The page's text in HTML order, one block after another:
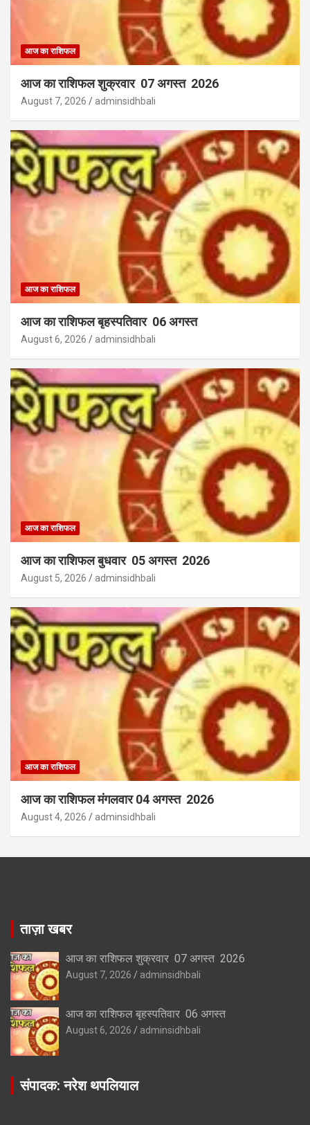
आज का राशिफल
आज का राशिफल शुक्रवार 07 अगस्त 2026
August 7, 2026 adminsidhbali
आज का राशिफल
आज का राशिफल बृहस्पतिवार 06 अगस्त
August 6, 2026 adminsidhbali
आज का राशिफल
आज का राशिफल बुधवार 05 अगस्त 2026
August 5, 2026 adminsidhbali
आज का राशिफल
आज का राशिफल मंगलवार 04 अगस्त 2026
August 4, 2026 adminsidhbali
ताज़ा खबर
आज का राशिफल शुक्रवार 07 अगस्त 2026
August 7, 2026 adminsidhbali
आज का राशिफल बृहस्पतिवार 06 अगस्त
August 6, 2026 adminsidhbali
संपादक: नरेश थपलियाल